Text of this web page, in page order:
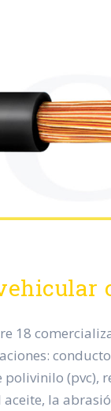
18
(pvc),
la